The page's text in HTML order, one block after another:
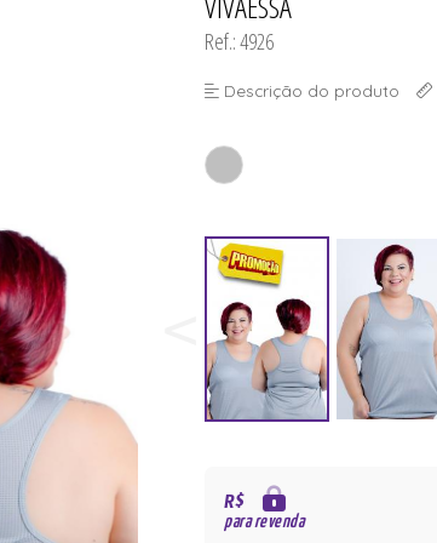
Ref.: 4926
Descrição do produto
R$
para revenda